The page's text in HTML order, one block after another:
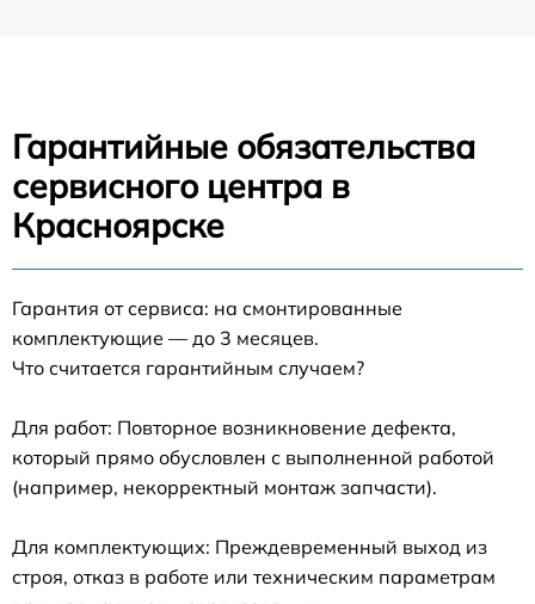
Гарантийные обязательства
сервисного центра в
Красноярске
Гарантия от сервиса: на смонтированные
комплектующие — до 3 месяцев.
Что считается гарантийным случаем?
Для работ: Повторное возникновение дефекта,
который прямо обусловлен с выполненной работой
(например, некорректный монтаж запчасти).
Для комплектующих: Преждевременный выход из
строя, отказ в работе или техническим параметрам